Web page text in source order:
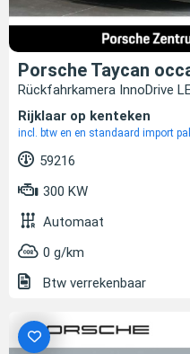
Porsche Taycan
Rückfahrkamera InnoDrive
Rijklaar op kenteken
incl. btw en en standaard import
59216
300 KW
Automaat
0 g/km
Btw verrekenbaar